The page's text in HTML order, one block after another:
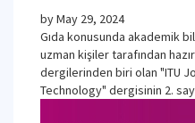
byMay 29, 2024
Gıda konusunda akademik
uzman kişiler tarafından
dergilerinden biri olan "ITU
Technology" dergisinin 2.